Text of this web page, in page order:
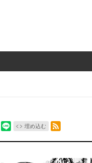
埋め込む
RSSフィード